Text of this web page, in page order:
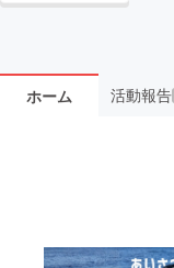
ホーム 活動報告